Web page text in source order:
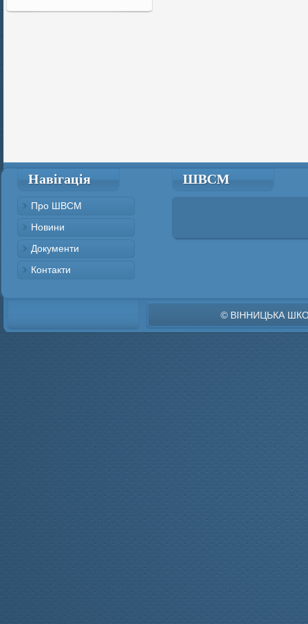
Навігація
Про ШВСМ
Новини
Документи
Контакти
ШВСМ
© ВІННИЦЬКА